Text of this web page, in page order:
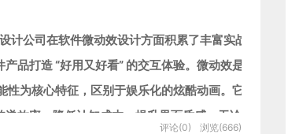
计公司在软件微动效设计方面积累了丰富实战经验，擅
品打造 “好用又好看” 的交互体验。微动效是软件界面
为核心特征，区别于娱乐化的炫酷动画。它通过模拟
效率、降低认知成本、提升界面质感。无论是移动端
评论(0) 浏览(666)